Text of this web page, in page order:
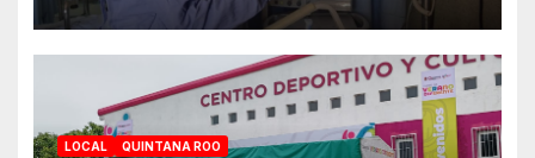
LOCAL QUINTANA ROO